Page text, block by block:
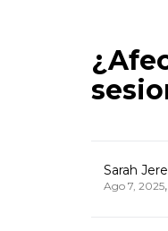
Sarah
Ago 7, 2025,